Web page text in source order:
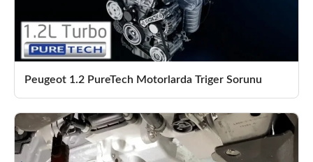
Peugeot 1.2 PureTech Motorlarda Triger Sorunu